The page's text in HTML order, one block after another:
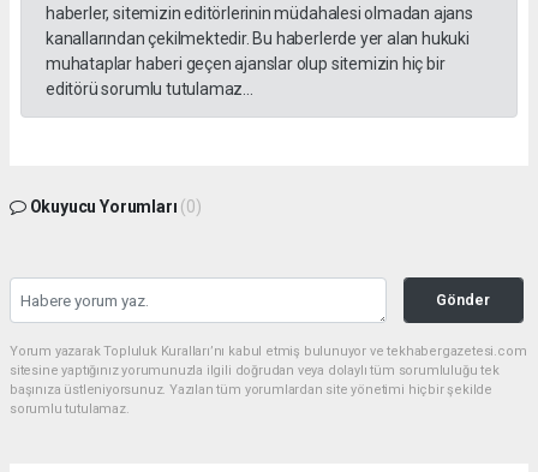
haberler, sitemizin editörlerinin müdahalesi olmadan ajans
kanallarından çekilmektedir. Bu haberlerde yer alan hukuki
muhataplar haberi geçen ajanslar olup sitemizin hiç bir
editörü sorumlu tutulamaz...
Okuyucu Yorumları (0)
Gönder
Yorum yazarak Topluluk Kuralları’nı kabul etmiş bulunuyor ve tekhabergazetesi.com
sitesine yaptığınız yorumunuzla ilgili doğrudan veya dolaylı tüm sorumluluğu tek
başınıza üstleniyorsunuz. Yazılan tüm yorumlardan site yönetimi hiçbir şekilde
sorumlu tutulamaz.